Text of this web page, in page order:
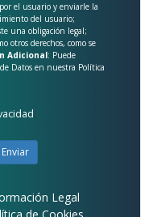
el usuario y enviarle la
del usuario;
una obligación legal;
otros derechos, como se
Adicional: Puede
Datos en nuestra Política
.
Enviar
Legal